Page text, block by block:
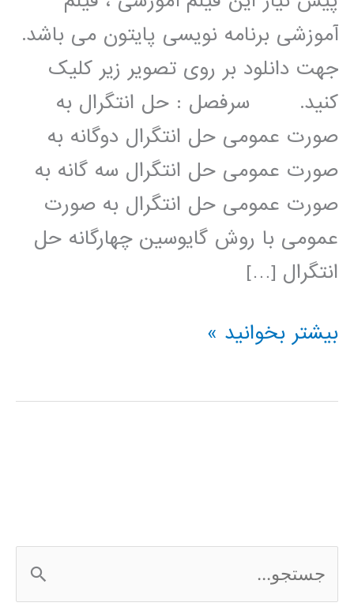
آموزشی برنامه نویسی پایتون می باشد.
جهت دانلود بر روی تصویر زیر کلیک
کنید. سرفصل : حل انتگرال به
صورت عمومی حل انتگرال دوگانه به
صورت عمومی حل انتگرال سه گانه به
صورت عمومی حل انتگرال به صورت
عمومی با روش گایوسین چهارگانه حل
انتگرال […]
محاسبه
در
بیشتر بخوانید »
س